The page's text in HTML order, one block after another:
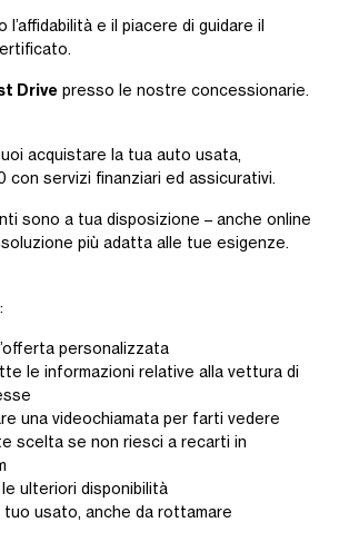
l’affidabilità e il piacere di guidare il
Drive presso le nostre concessionarie.
acquistare la tua auto usata,
con servizi finanziari ed assicurativi.
sono a tua disposizione – anche online
più adatta alle tue esigenze.
personalizzata
le informazioni relative alla vettura di
una videochiamata per farti vedere
te scelta se non riesci a recarti in
ulteriori disponibilità
tuo usato, anche da rottamare